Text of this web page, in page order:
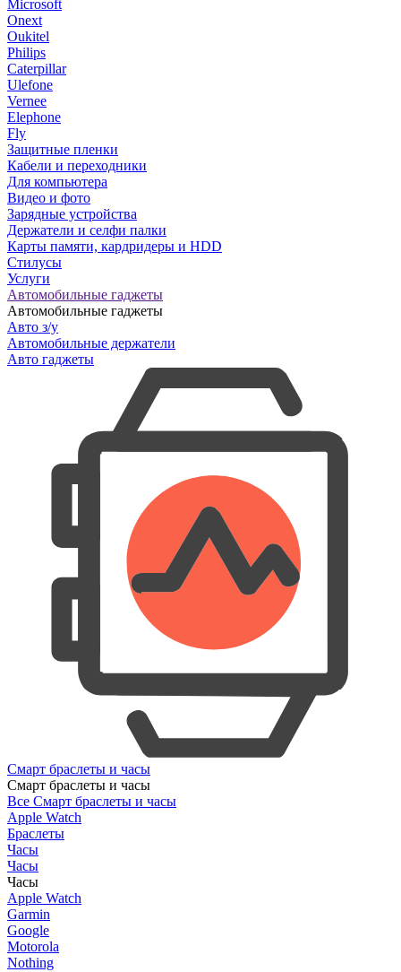
Microsoft
Onext
Oukitel
Philips
Caterpillar
Ulefone
Vernee
Elephone
Fly
Защитные пленки
Кабели и переходники
Для компьютера
Видео и фото
Зарядные устройства
Держатели и селфи палки
Карты памяти, кардридеры и HDD
Стилусы
Услуги
Автомобильные гаджеты
Автомобильные гаджеты
Авто з/у
Автомобильные держатели
Авто гаджеты
Смарт браслеты и часы
Смарт браслеты и часы
Все Смарт браслеты и часы
Apple Watch
Браслеты
Часы
Часы
Часы
Apple Watch
Garmin
Google
Motorola
Nothing